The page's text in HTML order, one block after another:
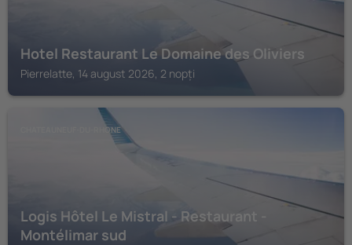
Hotel Restaurant Le Domaine des Oliviers
Pierrelatte, 14 august 2026, 2 nopți
CHATEAUNEUF-DU-RHONE
Logis Hôtel Le Mistral - Restaurant -
Montélimar sud